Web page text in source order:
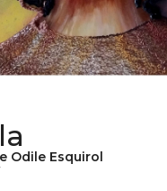
Odile Esquirol